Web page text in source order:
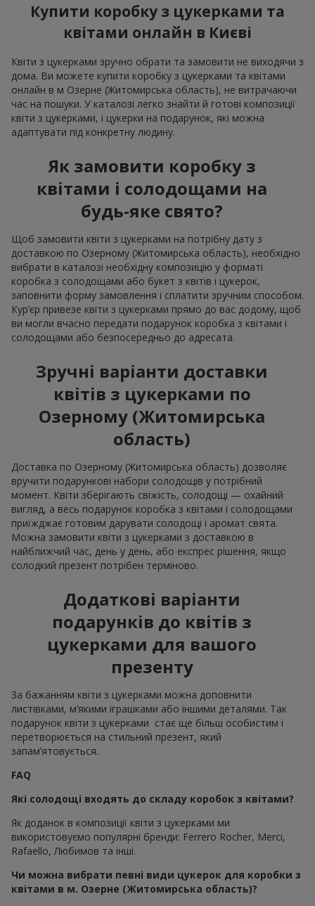
Купити коробку з цукерками та
квітами онлайн в Києві
Квіти з цукерками зручно обрати та замовити не виходячи з
дома. Ви можете купити коробку з цукерками та квітами
онлайн в м Озерне (Житомирська область), не витрачаючи
час на пошуки. У каталозі легко знайти й готові композиції
квіти з цукерками, і цукерки на подарунок, які можна
адаптувати під конкретну людину.
Як замовити коробку з
квітами і солодощами на
будь-яке свято?
Щоб замовити квіти з цукерками на потрібну дату з
доставкою по Озерному (Житомирська область), необхідно
вибрати в каталозі необхідну композицію у форматі
коробка з солодощами або букет з квітів і цукерок,
заповнити форму замовлення і сплатити зручним способом.
Кур’єр привезе квіти з цукерками прямо до вас додому, щоб
ви могли вчасно передати подарунок коробка з квітами і
солодощами або безпосередньо до адресата.
Зручні варіанти доставки
квітів з цукерками по
Озерному (Житомирська
область)
Доставка по Озерному (Житомирська область) дозволяє
вручити подарункові набори солодощів у потрібний
момент. Квіти зберігають свіжість, солодощі — охайний
вигляд, а весь подарунок коробка з квітами і солодощами
приїжджає готовим дарувати солодощі і аромат свята.
Можна замовити квіти з цукерками з доставкою в
найближчий час, день у день, або експрес рішення, якщо
солодкий презент потрібен терміново.
Додаткові варіанти
подарунків до квітів з
цукерками для вашого
презенту
За бажанням квіти з цукерками можна доповнити
листівками, м’якими іграшками або іншими деталями. Так
подарунок квіти з цукерками стає ще більш особистим і
перетворюється на стильний презент, який
запам’ятовується.
FAQ
Які солодощі входять до складу коробок з квітами?
Як доданок в композиції квіти з цукерками ми
використовуємо популярні бренди: Ferrero Rocher, Merci,
Rafaello, Любимов та інші.
Чи можна вибрати певні види цукерок для коробки з
квітами в м. Озерне (Житомирська область)?